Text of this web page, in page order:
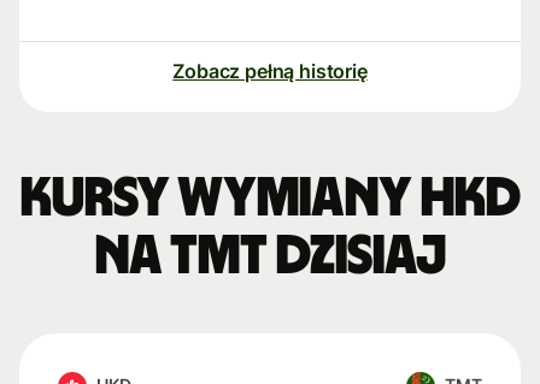
Zobacz pełną historię
Kursy wymiany HKD
na TMT dzisiaj